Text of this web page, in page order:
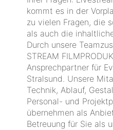
kommt es in der
zu vielen Fragen, die
als auch die
Durch unsere
STREAM
Ansprechpartner für
Stralsund. Unsere
Technik, Ablauf,
Personal- und
übernehmen als
Betreuung für Sie als